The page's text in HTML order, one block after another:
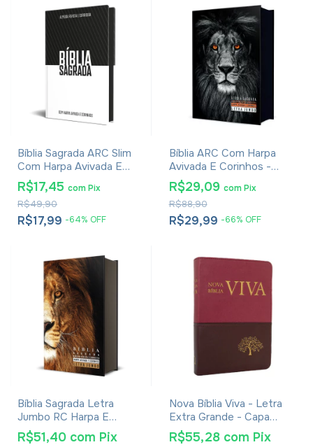
Bíblia Sagrada ARC Slim
Com Harpa Avivada E
Corinhos - Capa Dura
Alvi-negro
R$17,99 -64% OFF
R$49,90
R$17,45 comPix
Bíblia ARC Com Harpa
Avivada E Corinhos -
Letra Jumbo - Capa Dura
Leão PB
R$29,99 -66% OFF
R$88,90
R$29,09 com Pix
Bíblia Sagrada Letra
Jumbo RC Harpa E
Corinhos Grande Capa
Dura Leão Dourado
R$51,40 com Pix
Nova Bíblia Viva - Letra
Extra Grande - Capa
Bordo e Marrom
R$55,28 com Pix